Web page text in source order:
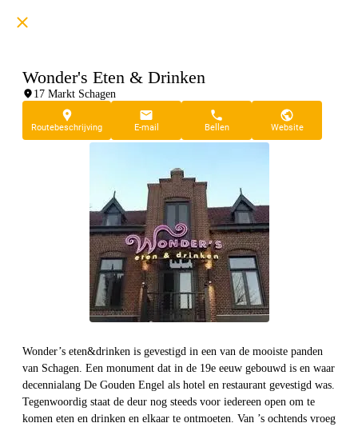
Wonder's Eten & Drinken
17 Markt Schagen
Routebeschrijving E-mail Bellen Website
Wonder’s eten&drinken is gevestigd in een van de mooiste panden
van Schagen. Een monument dat in de 19e eeuw gebouwd is en waar
decennialang De Gouden Engel als hotel en restaurant gevestigd was.
Tegenwoordig staat de deur nog steeds voor iedereen open om te
komen eten en drinken en elkaar te ontmoeten. Van ’s ochtends vroeg